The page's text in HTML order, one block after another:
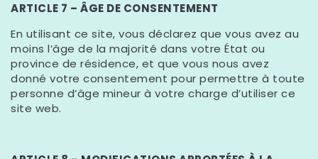
ARTICLE 7 – ÂGE DE CONSENTEMENT
En utilisant ce site, vous déclarez que vous avez au
moins l’âge de la majorité dans votre État ou
province de résidence, et que vous nous avez
donné votre consentement pour permettre à toute
personne d’âge mineur à votre charge d’utiliser ce
site web.